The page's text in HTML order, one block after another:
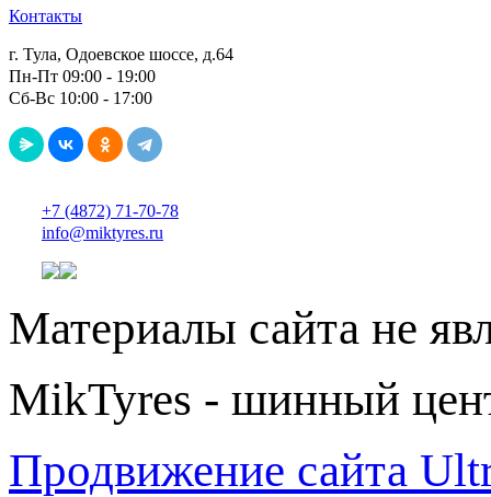
Контакты
г. Тула, Одоевское шоссе, д.64
Пн-Пт 09:00 - 19:00
Сб-Вс 10:00 - 17:00
+7 (4872) 71-70-78
info@miktyres.ru
Материалы сайта не
MikTyres - шинный
Продвижение сайта